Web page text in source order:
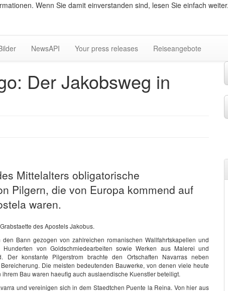
Wenn Sie damit einverstanden sind, lesen Sie einfach weiter.
NewsAPI Your press releases Reiseangebote
Der Jakobsweg in
Mittelalters obligatorische
Pilgern, die von Europa kommend auf
waren.
des Apostels Jakobus.
Bann gezogen von zahlreichen romanischen Wallfahrtskapellen und
von Goldschmiedearbeiten sowie Werken aus Malerei und
Der konstante Pilgerstrom brachte den Ortschaften Navarras neben
Die meisten bedeutenden Bauwerke, von denen viele heute
Bau waren haeufig auch auslaendische Kuenstler beteiligt.
und vereinigen sich in dem Staedtchen Puente la Reina. Von hier aus